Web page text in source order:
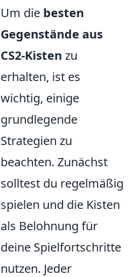
Um die besten
Gegenstände aus
CS2-Kisten zu
erhalten, ist es
wichtig, einige
grundlegende
Strategien zu
beachten. Zunächst
solltest du regelmäßig
spielen und die Kisten
als Belohnung für
deine Spielfortschritte
nutzen. Jeder